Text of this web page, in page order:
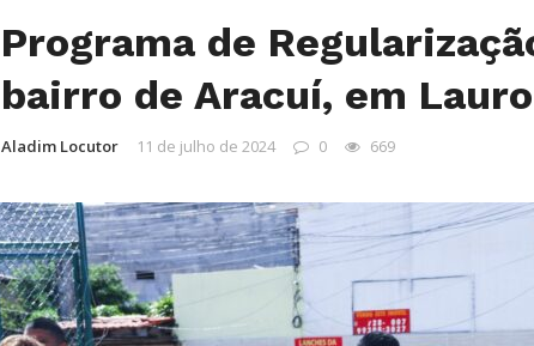
Programa de
bairro de Aracuí, em
Aladim Locutor 11 de julho de 2024 0 669